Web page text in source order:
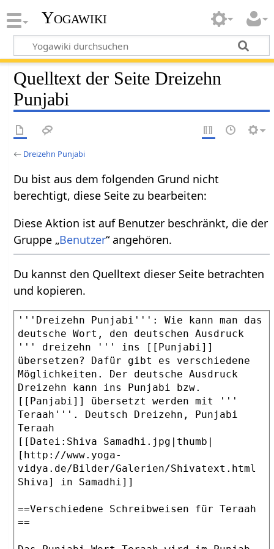
Yogawiki
Quelltext der Seite Dreizehn
Punjabi
← Dreizehn Punjabi
Du bist aus dem folgenden Grund nicht
berechtigt, diese Seite zu bearbeiten:
Diese Aktion ist auf Benutzer beschränkt, die der
Gruppe „Benutzer“ angehören.
Du kannst den Quelltext dieser Seite betrachten
und kopieren.